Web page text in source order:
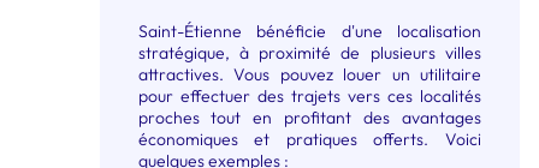
Saint-Étienne bénéficie d'une localisation
stratégique, à proximité de plusieurs villes
attractives. Vous pouvez louer un utilitaire
pour effectuer des trajets vers ces localités
proches tout en profitant des avantages
économiques et pratiques offerts. Voici
quelques exemples :